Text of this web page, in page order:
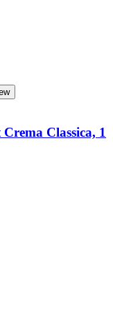
Classica, 1